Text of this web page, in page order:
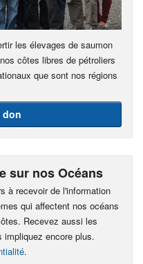
les élevages de saumon
côtes libres de pétroliers
que sont nos régions
don
sur nos Océans
à recevoir de l'information
qui affectent nos océans
Recevez aussi les
encore plus.
.